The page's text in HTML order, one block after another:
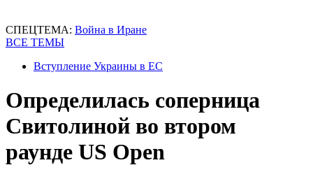
СПЕЦТЕМА: Война в Иране
ВСЕ ТЕМЫ
Вступление Украины в ЕС
Определилась соперница
Свитолиной во втором
раунде US Open